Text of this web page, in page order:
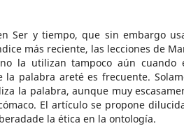
Ser y tiempo, que sin embargo
más reciente, las lecciones de
la utilizan tampoco aún cuando
palabra areté es frecuente.
la palabra, aunque muy
El artículo se propone
la ética en la ontología.